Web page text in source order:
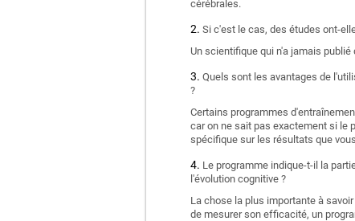
cérébrales.
Si c'est le cas, des études ont-
Un scientifique qui n'a jamais
Quels sont les avantages de
?
Certains programmes
car on ne sait pas exactement si le
spécifique sur les résultats que
Le programme indique-t-il la
l'évolution cognitive ?
La chose la plus importante à
de mesurer son efficacité, un